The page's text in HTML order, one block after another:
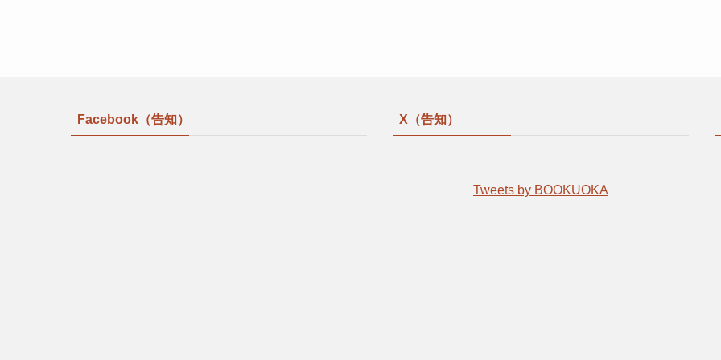
Facebook（告知） X（告知）
Tweets by BOOKUOKA